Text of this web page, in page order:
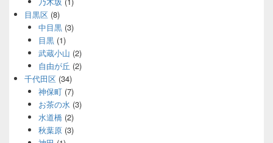
目黒区 (8)
中目黒(3)
目黒(1)
武蔵小山 (2)
自由が丘 (2)
千代田区 (34)
神保町(7)
お茶の水(3)
水道橋(2)
秋葉原(3)